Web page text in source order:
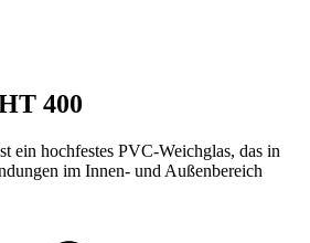
400
hochfestes PVC-Weichglas, das in
im Innen- und Außenbereich